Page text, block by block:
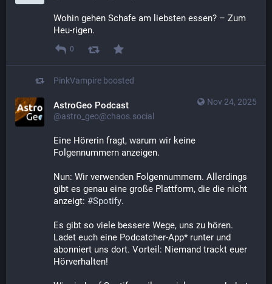
Wohin gehen Schafe am liebsten essen? – Zum
Heu-rigen.
0
PinkVampire boosted
Nov 24, 2025
AstroGeo Podcast
@astro_geo@chaos.social
Eine Hörerin fragt, warum wir keine
Folgennummern anzeigen.
Nun: Wir verwenden Folgennummern. Allerdings
gibt es genau eine große Plattform, die die nicht
anzeigt: #Spotify.
Es gibt so viele bessere Wege, uns zu hören.
Ladet euch eine Podcatcher-App* runter und
abonniert uns dort. Vorteil: Niemand trackt euer
Hörverhalten!